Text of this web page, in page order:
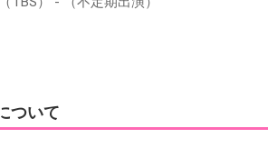
ついて